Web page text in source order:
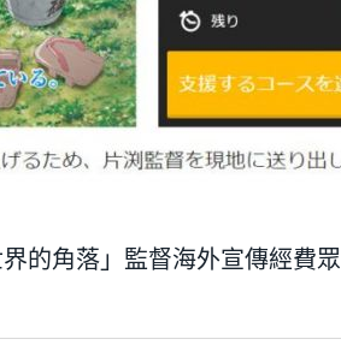
的角落」監督海外宣傳經費眾